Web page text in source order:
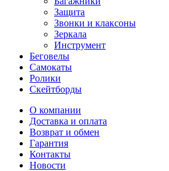
Защита
Звонки и клаксоны
Зеркала
Инструмент
Беговелы
Самокаты
Ролики
Скейтборды
О компании
Доставка и оплата
Возврат и обмен
Гарантия
Контакты
Новости